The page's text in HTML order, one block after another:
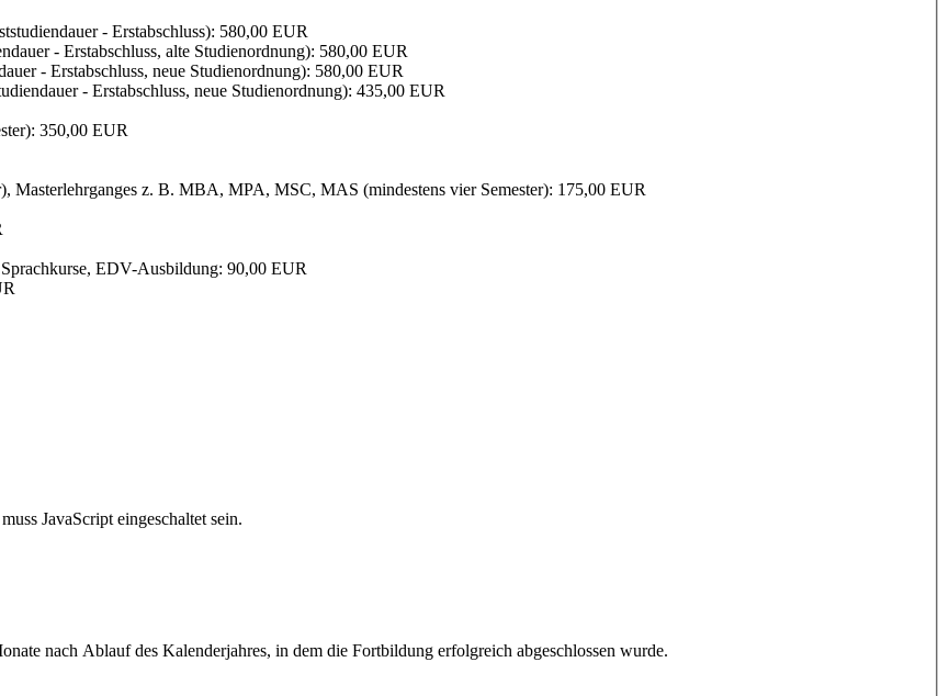
- Erstabschluss): 580,00 EUR
- Erstabschluss, alte Studienordnung): 580,00 EUR
- Erstabschluss, neue Studienordnung): 580,00 EUR
- Erstabschluss, neue Studienordnung): 435,00 EUR
350,00 EUR
Masterlehrganges z. B. MBA, MPA, MSC, MAS (mindestens vier Semester): 175,00 EUR
EDV-Ausbildung: 90,00 EUR
JavaScript eingeschaltet sein.
nach Ablauf des Kalenderjahres, in dem die Fortbildung erfolgreich abgeschlossen wurde.